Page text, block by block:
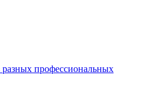
профессиональных